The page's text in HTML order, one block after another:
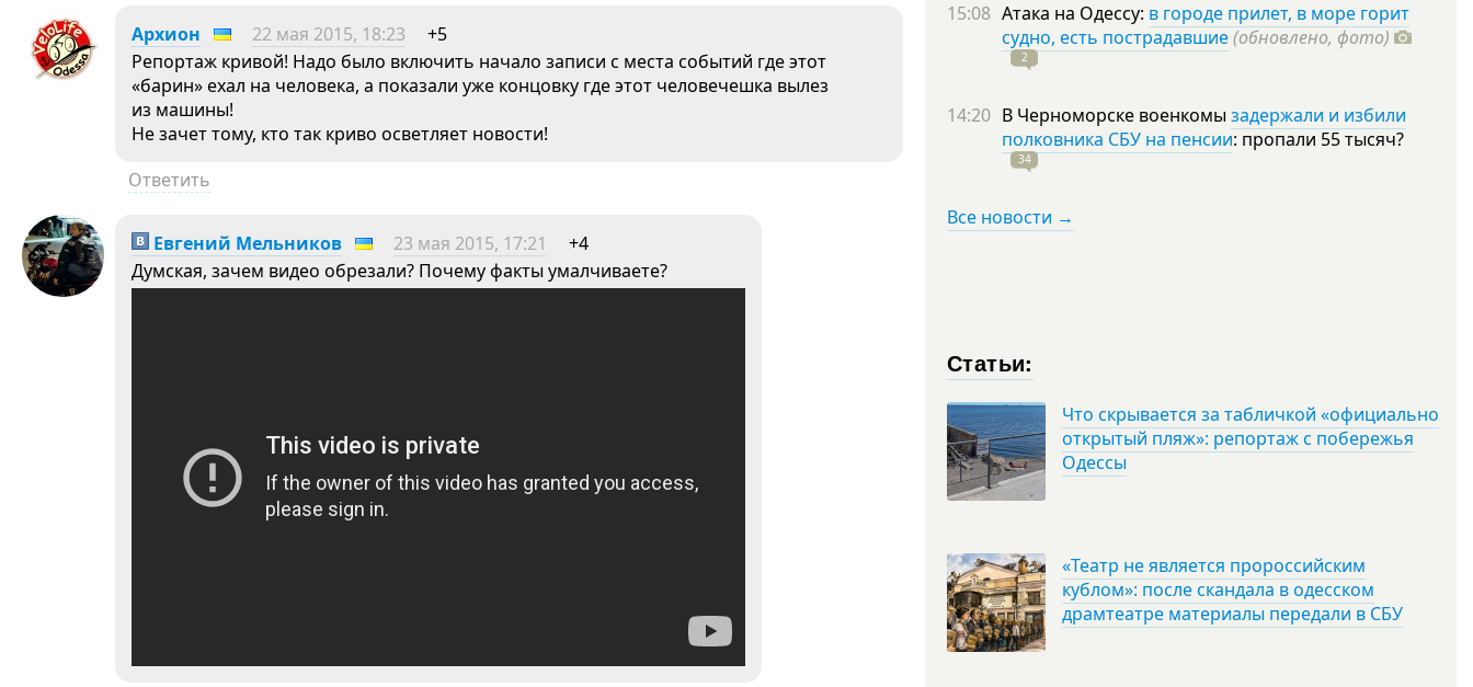
Архион 22 мая 2015, 18:23
+5
Репортаж кривой! Надо было включить начало записи с места событий где этот
«барин» ехал на человека, а показали уже концовку где этот человечешка вылез
из машины!
Не зачет тому, кто так криво осветляет новости!
Ответить
Евгений Мельников 23 мая 2015, 17:21
+4
Думская, зачем видео обрезали? Почему факты умалчиваете?
15:08 Атака на Одессу: в городе прилет, в море горит
судно, есть пострадавшие(обновлено, фото)
2
14:20 В Черноморске военкомы задержали и избили
полковника СБУ на пенсии: пропали 55тысяч?
34
Все новости →
Статьи:
Что скрывается за табличкой «официально
открытый пляж»: репортаж с побережья
Одессы
«Театр не является пророссийским
кублом»: после скандала в одесском
драмтеатре материалы передали в СБУ